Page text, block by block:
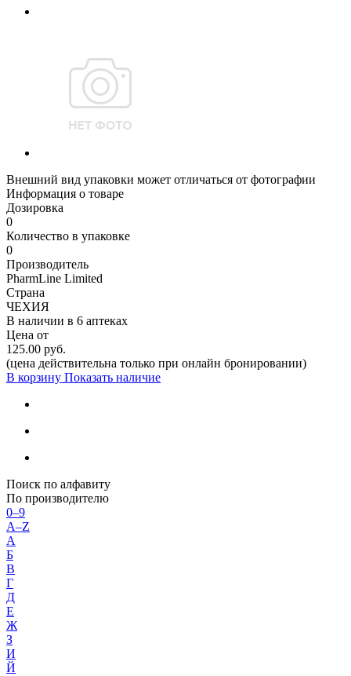
Внешний вид упаковки может отличаться от фотографии
Информация о товаре
Дозировка
0
Количество в упаковке
0
Производитель
PharmLine Limited
Страна
ЧЕХИЯ
В наличии в 6 аптеках
Цена от
125.00 руб.
(цена действительна только при онлайн бронировании)
В корзину Показать наличие
Поиск по алфавиту
По производителю
0–9
A–Z
А
Б
В
Г
Д
Е
Ж
З
И
Й